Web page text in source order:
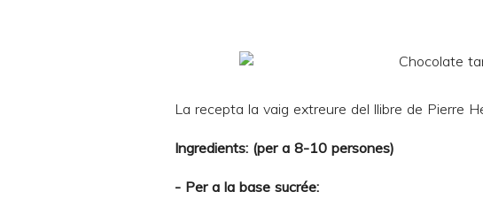
La recepta la vaig extreure del llibre de Pierre
Ingredients: (per a 8-10 persones)
- Per a la base sucrée: